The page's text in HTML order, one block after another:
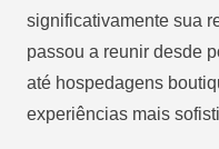
significativamente sua
passou a reunir desde
até hospedagens
experiências mais